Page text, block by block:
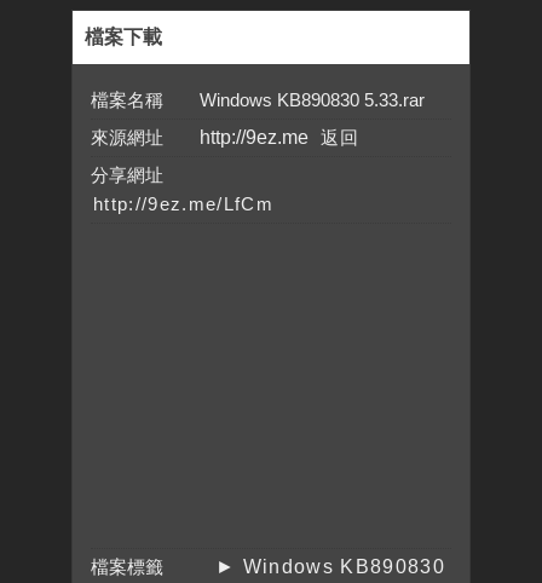
檔案下載
檔案名稱 Windows KB890830 5.33.rar
來源網址
http://9ez.me
分享網址
檔案標籤
► Windows KB890830